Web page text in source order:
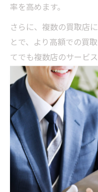
率を高めます。
さらに、複数の買取店
とで、より高額での買
てでも複数店のサービ
査定無料の店舗を選べ
用できます。
新常識の買取活用で整理
近年では、買取サービ
なっています。延岡駅
分にとどまらず、価値
きるため、経済的な負